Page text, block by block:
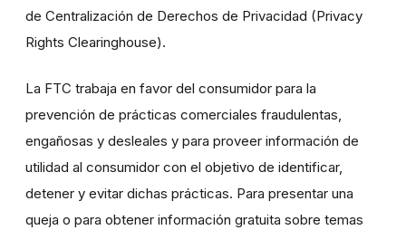
de Centralización de Derechos de Privacidad (Privacy
Rights Clearinghouse).
La FTC trabaja en favor del consumidor para la
prevención de prácticas comerciales fraudulentas,
engañosas y desleales y para proveer información de
utilidad al consumidor con el objetivo de identificar,
detener y evitar dichas prácticas. Para presentar una
queja o para obtener información gratuita sobre temas